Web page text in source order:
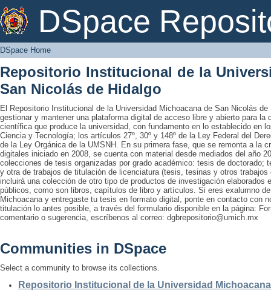
DSpace
DSpace Home
DSpace Home
Repositorio Institucional de la
San Nicolás de Hidalgo
El Repositorio Institucional de la Universidad Michoacana de San Nicolás
gestionar y mantener una plataforma digital de acceso libre y abierto para la
científica que produce la universidad, con fundamento en lo establecido en
Ciencia y Tecnología; los artículos 27º, 30º y 148º de la Ley Federal del
de la Ley Orgánica de la UMSNH. En su primera fase, que se remonta a la
digitales iniciado en 2008, se cuenta con material desde mediados del año
colecciones de tesis organizadas por grado académico: tesis de doctorado;
y otra de trabajos de titulación de licenciatura (tesis, tesinas y otros
incluirá una colección de otro tipo de productos de investigación elaborados
públicos, como son libros, capítulos de libro y artículos. Si eres exalumno
Michoacana y entregaste tu tesis en formato digital, ponte en contacto con
titulación lo antes posible, a través del formulario disponible en la página:
comentario o sugerencia, escríbenos al correo: dgbrepositorio@umich.mx
Communities in DSpace
Select a community to browse its collections.
Repositorio Institucional de la Universidad